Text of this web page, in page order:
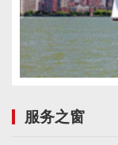
服务之窗